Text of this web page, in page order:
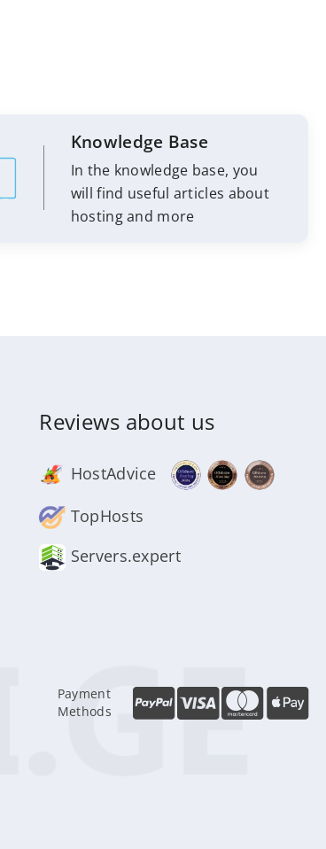
Knowledge Base
In the knowledge base, you
will find useful articles about
hosting and more
Reviews about us
HostAdvice
TopHosts
Servers.expert
Payment
Methods